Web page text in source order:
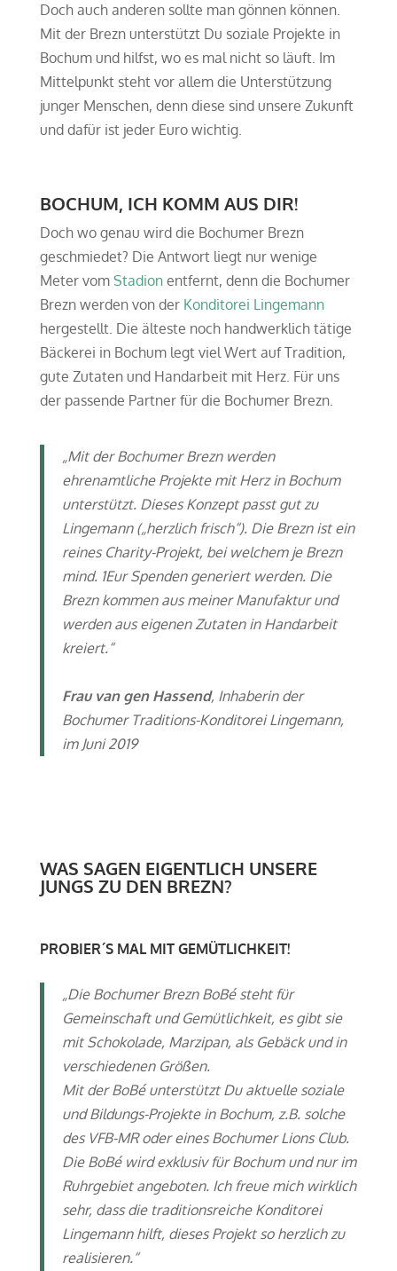
Doch auch anderen sollte man gönnen können.
Mit der Brezn unterstützt Du soziale Projekte in
Bochum und hilfst, wo es mal nicht so läuft. Im
Mittelpunkt steht vor allem die Unterstützung
junger Menschen, denn diese sind unsere Zukunft
und dafür ist jeder Euro wichtig.
BOCHUM, ICH KOMM AUS DIR!
Doch wo genau wird die Bochumer Brezn
geschmiedet? Die Antwort liegt nur wenige
Meter vom Stadionentfernt, denn die Bochumer
Brezn werden von der Konditorei Lingemann
hergestellt. Die älteste noch handwerklich tätige
Bäckerei in Bochum legt viel Wert auf Tradition,
gute Zutaten und Handarbeit mit Herz. Für uns
der passende Partner für die Bochumer Brezn.
„Mit der Bochumer Brezn werden
ehrenamtliche Projekte mit Herz in Bochum
unterstützt. Dieses Konzept passt gut zu
Lingemann („herzlich frisch“). Die Brezn ist ein
reines Charity-Projekt, bei welchem je Brezn
mind. 1Eur Spenden generiert werden. Die
Brezn kommen aus meiner Manufaktur und
werden aus eigenen Zutaten in Handarbeit
kreiert.“
Frau van gen Hassend, Inhaberin der
Bochumer Traditions-Konditorei Lingemann,
im Juni 2019
WAS SAGEN EIGENTLICH UNSERE
JUNGS ZU DEN BREZN?
PROBIER´S MAL MIT GEMÜTLICHKEIT!
„Die Bochumer Brezn BoBé steht für
Gemeinschaft und Gemütlichkeit, es gibt sie
mit Schokolade, Marzipan, als Gebäck und in
verschiedenen Größen.
Mit der BoBé unterstützt Du aktuelle soziale
und Bildungs-Projekte in Bochum, z.B. solche
des VFB-MR oder eines Bochumer Lions Club.
Die BoBé wird exklusiv für Bochum und nur im
Ruhrgebiet angeboten. Ich freue mich wirklich
sehr, dass die traditionsreiche Konditorei
Lingemann hilft, dieses Projekt so herzlich zu
realisieren.“